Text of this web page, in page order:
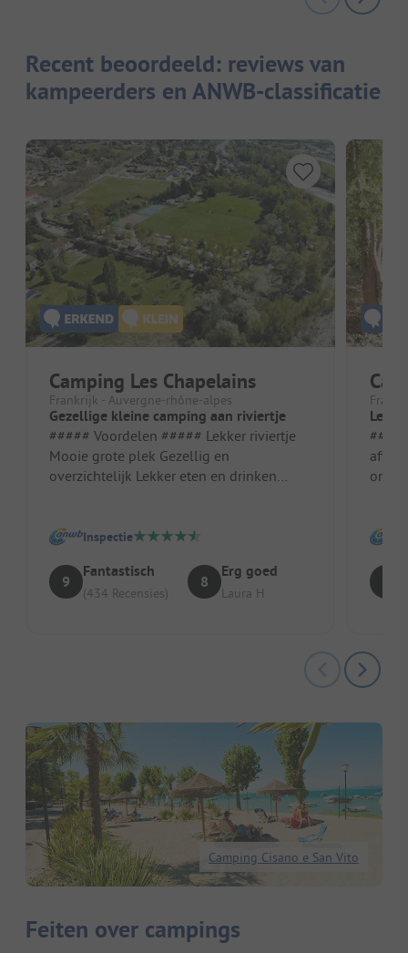
Recent beoordeeld: reviews van
kampeerders en ANWB-classificatie
Camping Les Chapelains
Frankrijk - Auvergne-rhône-alpes
Gezellige kleine camping aan riviertje
##### Voordelen ##### Lekker riviertje
Mooie grote plek Gezellig en
overzichtelijk Lekker eten en drinken
Inspectie
9
Fantastisch
(434 Recensies)
8
Erg goed
Laura H
Leuk
#####
Camping Cisano e San Vito
Feiten over campings